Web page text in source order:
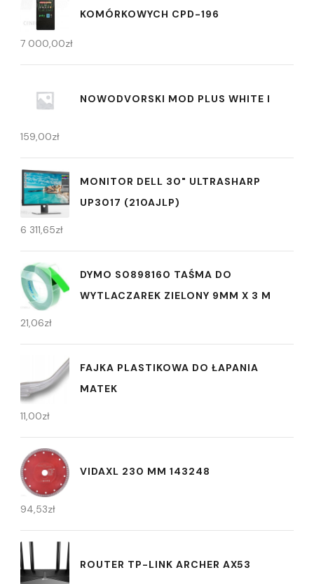
KOMÓRKOWYCH CPD-196
7 000,00zł
NOWODVORSKI MOD PLUS WHITE I
159,00zł
MONITOR DELL 30" ULTRASHARP
UP3017 (210AJLP)
6 311,65zł
DYMO S0898160 TAŚMA DO
WYTLACZAREK ZIELONY 9MM X 3 M
21,06zł
FAJKA PLASTIKOWA DO ŁAPANIA
MATEK
11,00zł
VIDAXL 230 MM 143248
94,53zł
ROUTER TP-LINK ARCHER AX53